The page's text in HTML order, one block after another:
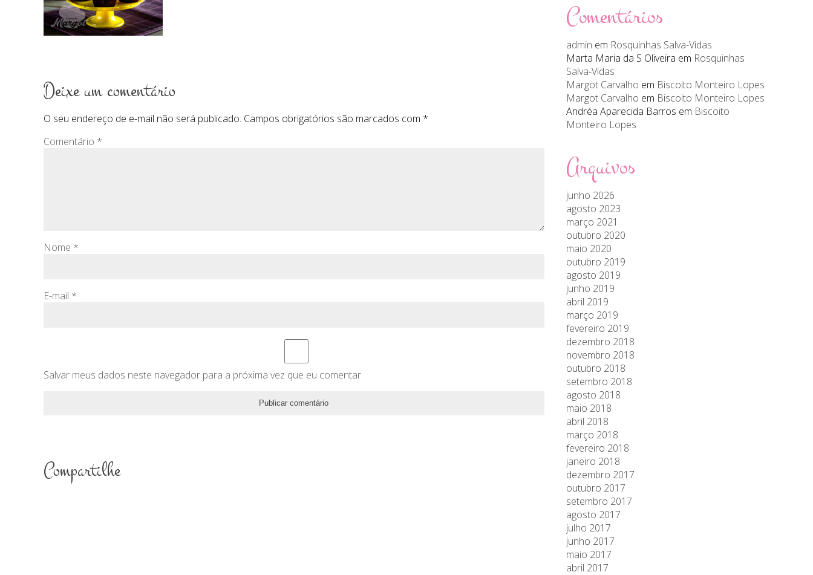
Deixe um comentário
O seu endereço de e-mail não será publicado. Campos obrigatórios são marcados com *
Comentário *
Nome *
E-mail *
Salvar meus dados neste navegador para a próxima vez que eu comentar.
Compartilhe
Comentários
admin em Rosquinhas Salva-Vidas
Marta Maria da S Oliveira em Rosquinhas
Salva-Vidas
Margot Carvalho em Biscoito Monteiro Lopes
Margot Carvalho em Biscoito Monteiro Lopes
Andréa Aparecida Barros em Biscoito
Monteiro Lopes
Arquivos
junho 2026
agosto 2023
março 2021
outubro 2020
maio 2020
outubro 2019
agosto 2019
junho 2019
abril 2019
março 2019
fevereiro 2019
dezembro 2018
novembro 2018
outubro 2018
setembro 2018
agosto 2018
maio 2018
abril 2018
março 2018
fevereiro 2018
janeiro 2018
dezembro 2017
outubro 2017
setembro 2017
agosto 2017
julho 2017
junho 2017
maio 2017
abril 2017